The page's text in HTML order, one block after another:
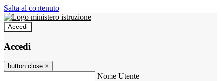
Salta al contenuto
Accedi
Accedi
button close ×
Nome Utente